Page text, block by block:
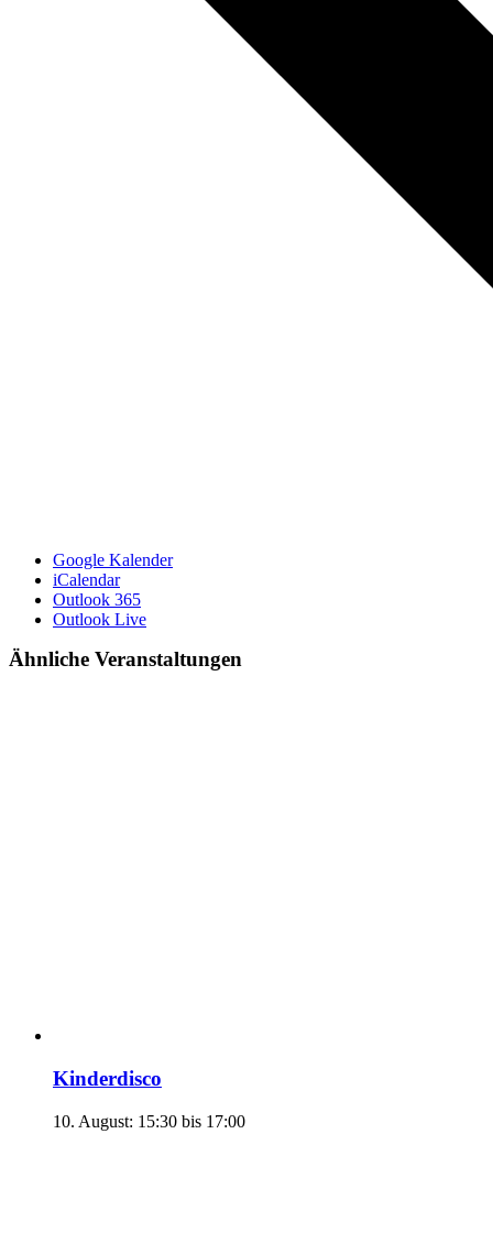
Google Kalender
iCalendar
Outlook 365
Outlook Live
Ähnliche Veranstaltungen
Kinderdisco
10. August: 15:30 bis 17:00